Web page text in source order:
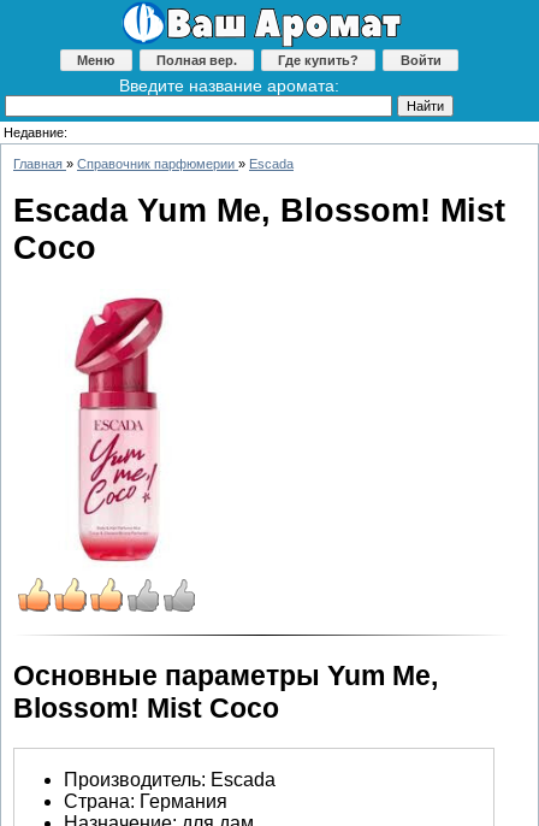
Меню Полная вер. Где купить? Войти
Введите название аромата:
Недавние:
Главная » Справочник парфюмерии » Escada
Escada Yum Me, Blossom! Mist
Coco
Основные параметры Yum Me,
Blossom! Mist Coco
Производитель: Escada
Страна: Германия